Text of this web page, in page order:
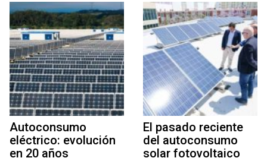
Autoconsumo
eléctrico: evolución
en 20 años
El pasado reciente
del autoconsumo
solar fotovoltaico